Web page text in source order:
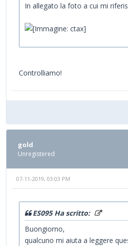
In allegato la foto a cui mi
Controlliamo!
gold
Unregistered
07-11-2019, 03:03 PM
ES095 Ha scritto:
Buongiorno,
qualcuno mi aiuta a leggere